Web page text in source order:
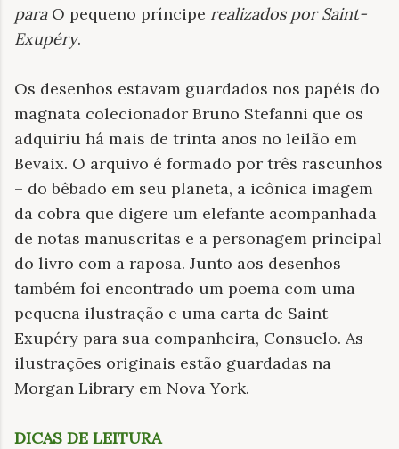
para O pequeno príncipe realizados por Saint-
Exupéry.
Os desenhos estavam guardados nos papéis do
magnata colecionador Bruno Stefanni que os
adquiriu há mais de trinta anos no leilão em
Bevaix. O arquivo é formado por três rascunhos
– do bêbado em seu planeta, a icônica imagem
da cobra que digere um elefante acompanhada
de notas manuscritas e a personagem principal
do livro com a raposa. Junto aos desenhos
também foi encontrado um poema com uma
pequena ilustração e uma carta de Saint-
Exupéry para sua companheira, Consuelo. As
ilustrações originais estão guardadas na
Morgan Library em Nova York.
DICAS DE LEITURA